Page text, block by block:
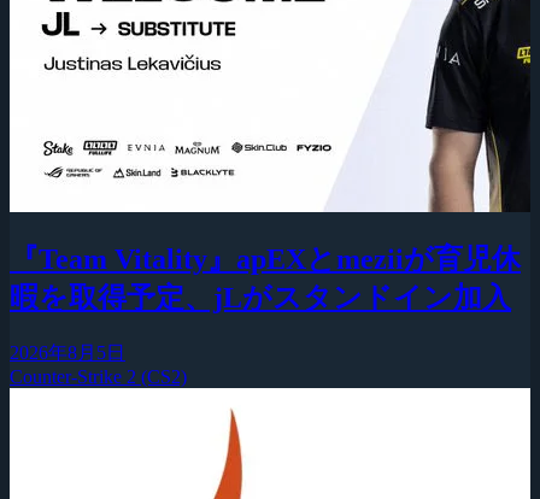
『Team Vitality』apEXとmeziiが育児休
暇を取得予定、jLがスタンドイン加入
2026年8月5日
Counter-Strike 2 (CS2)